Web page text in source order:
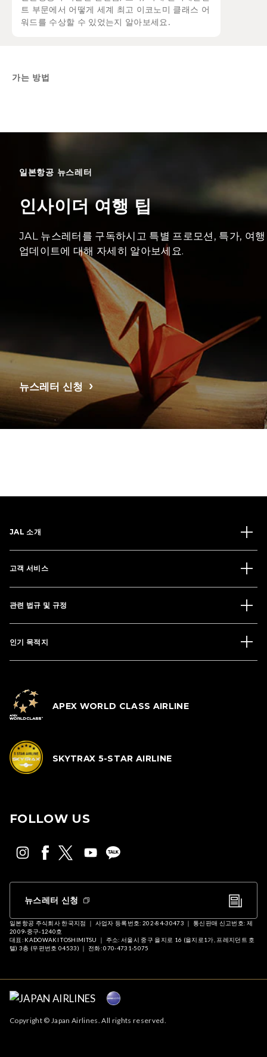
트 부문에서 어떻게 세계 최고 이코노미 클래스 어
워드를 수상할 수 있었는지 알아보세요.
가는 방법
일본항공 뉴스레터
인사이더 여행 팁
JAL 뉴스레터를 구독하시고 특별 프로모션, 특가, 여행
업데이트에 대해 자세히 알아보세요.
뉴스레터 신청
JAL 소개
고객 서비스
관련 법규 및 규정
인기 목적지
APEX WORLD CLASS AIRLINE
SKYTRAX 5-STAR AIRLINE
FOLLOW US
뉴스레터 신청
일본항공 주식회사 한국지점 ｜ 사업자 등록번호: 202-84-30473 ｜ 통신판매 신고번호: 제
2009-중구-1240호
대표: KADOWAKI TOSHIMITSU ｜ 주소: 서울시 중구 을지로 16 (을지로1가, 프레지던트 호
텔) 3층 (우편번호 04533) ｜ 전화: 070-4731-5075
Copyright © Japan Airlines. All rights reserved.